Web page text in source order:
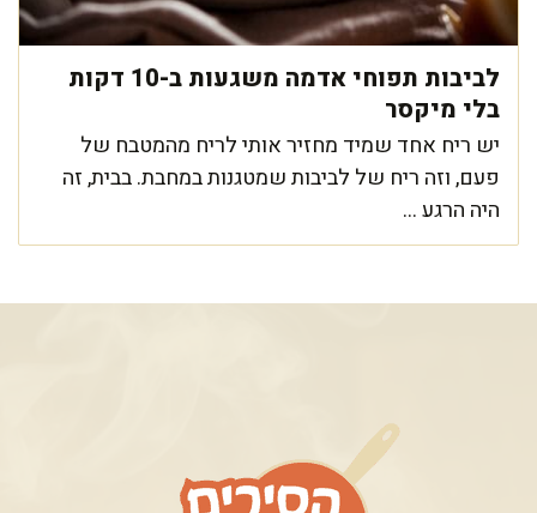
לביבות תפוחי אדמה משגעות ב-10 דקות
בלי מיקסר
יש ריח אחד שמיד מחזיר אותי לריח מהמטבח של
פעם, וזה ריח של לביבות שמטגנות במחבת. בבית, זה
היה הרגע ...